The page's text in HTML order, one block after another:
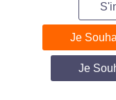
Je
Je